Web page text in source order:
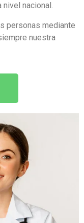
nacional.
personas mediante
nuestra